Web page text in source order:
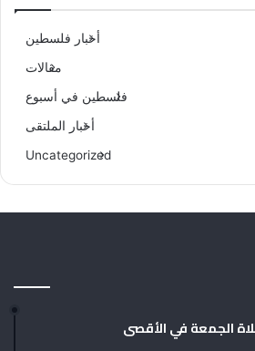
أخبار فلسطين
مقالات
فلسطين في أسبوع
أخبار الملتقى
Uncategorized